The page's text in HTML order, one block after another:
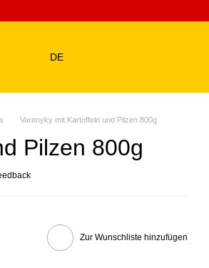
DE
Varenyky mit Kartoffeln und Pilzen 800g
Pilzen 800g
Zur Wunschliste hinzufügen